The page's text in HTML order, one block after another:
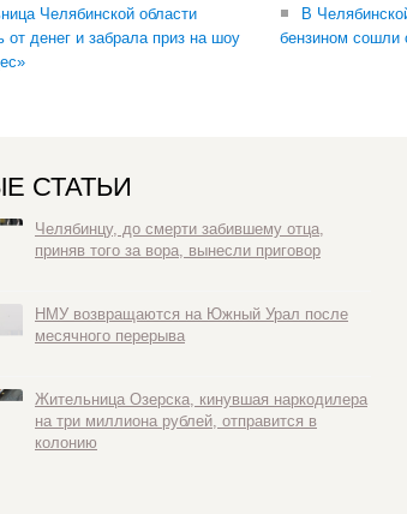
Челябинской области
от денег и забрала приз на шоу
В
бензином сошли
СТАТЬИ
Челябинцу, до смерти забившему отца,
приняв того за вора, вынесли приговор
НМУ возвращаются на Южный Урал после
месячного перерыва
Жительница Озерска, кинувшая наркодилера
на три миллиона рублей, отправится в
колонию